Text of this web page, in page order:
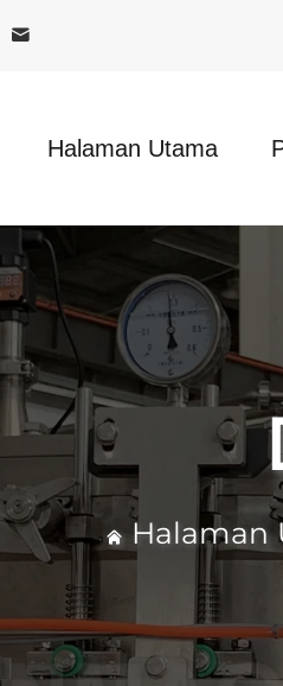
Halaman Utama
Halaman